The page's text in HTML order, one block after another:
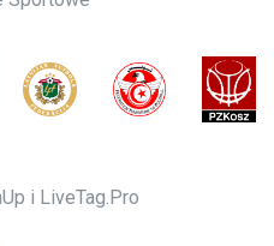
i LiveTag.Pro